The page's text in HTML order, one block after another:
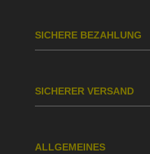
SICHERE BEZAHLUNG
SICHERER VERSAND
ALLGEMEINES